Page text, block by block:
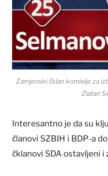
Zamjenski čklan komisije za
Zlatan
Interesantno je da su
članovi SZBIH i BDP-a
čklanovi SDA ostavljeni